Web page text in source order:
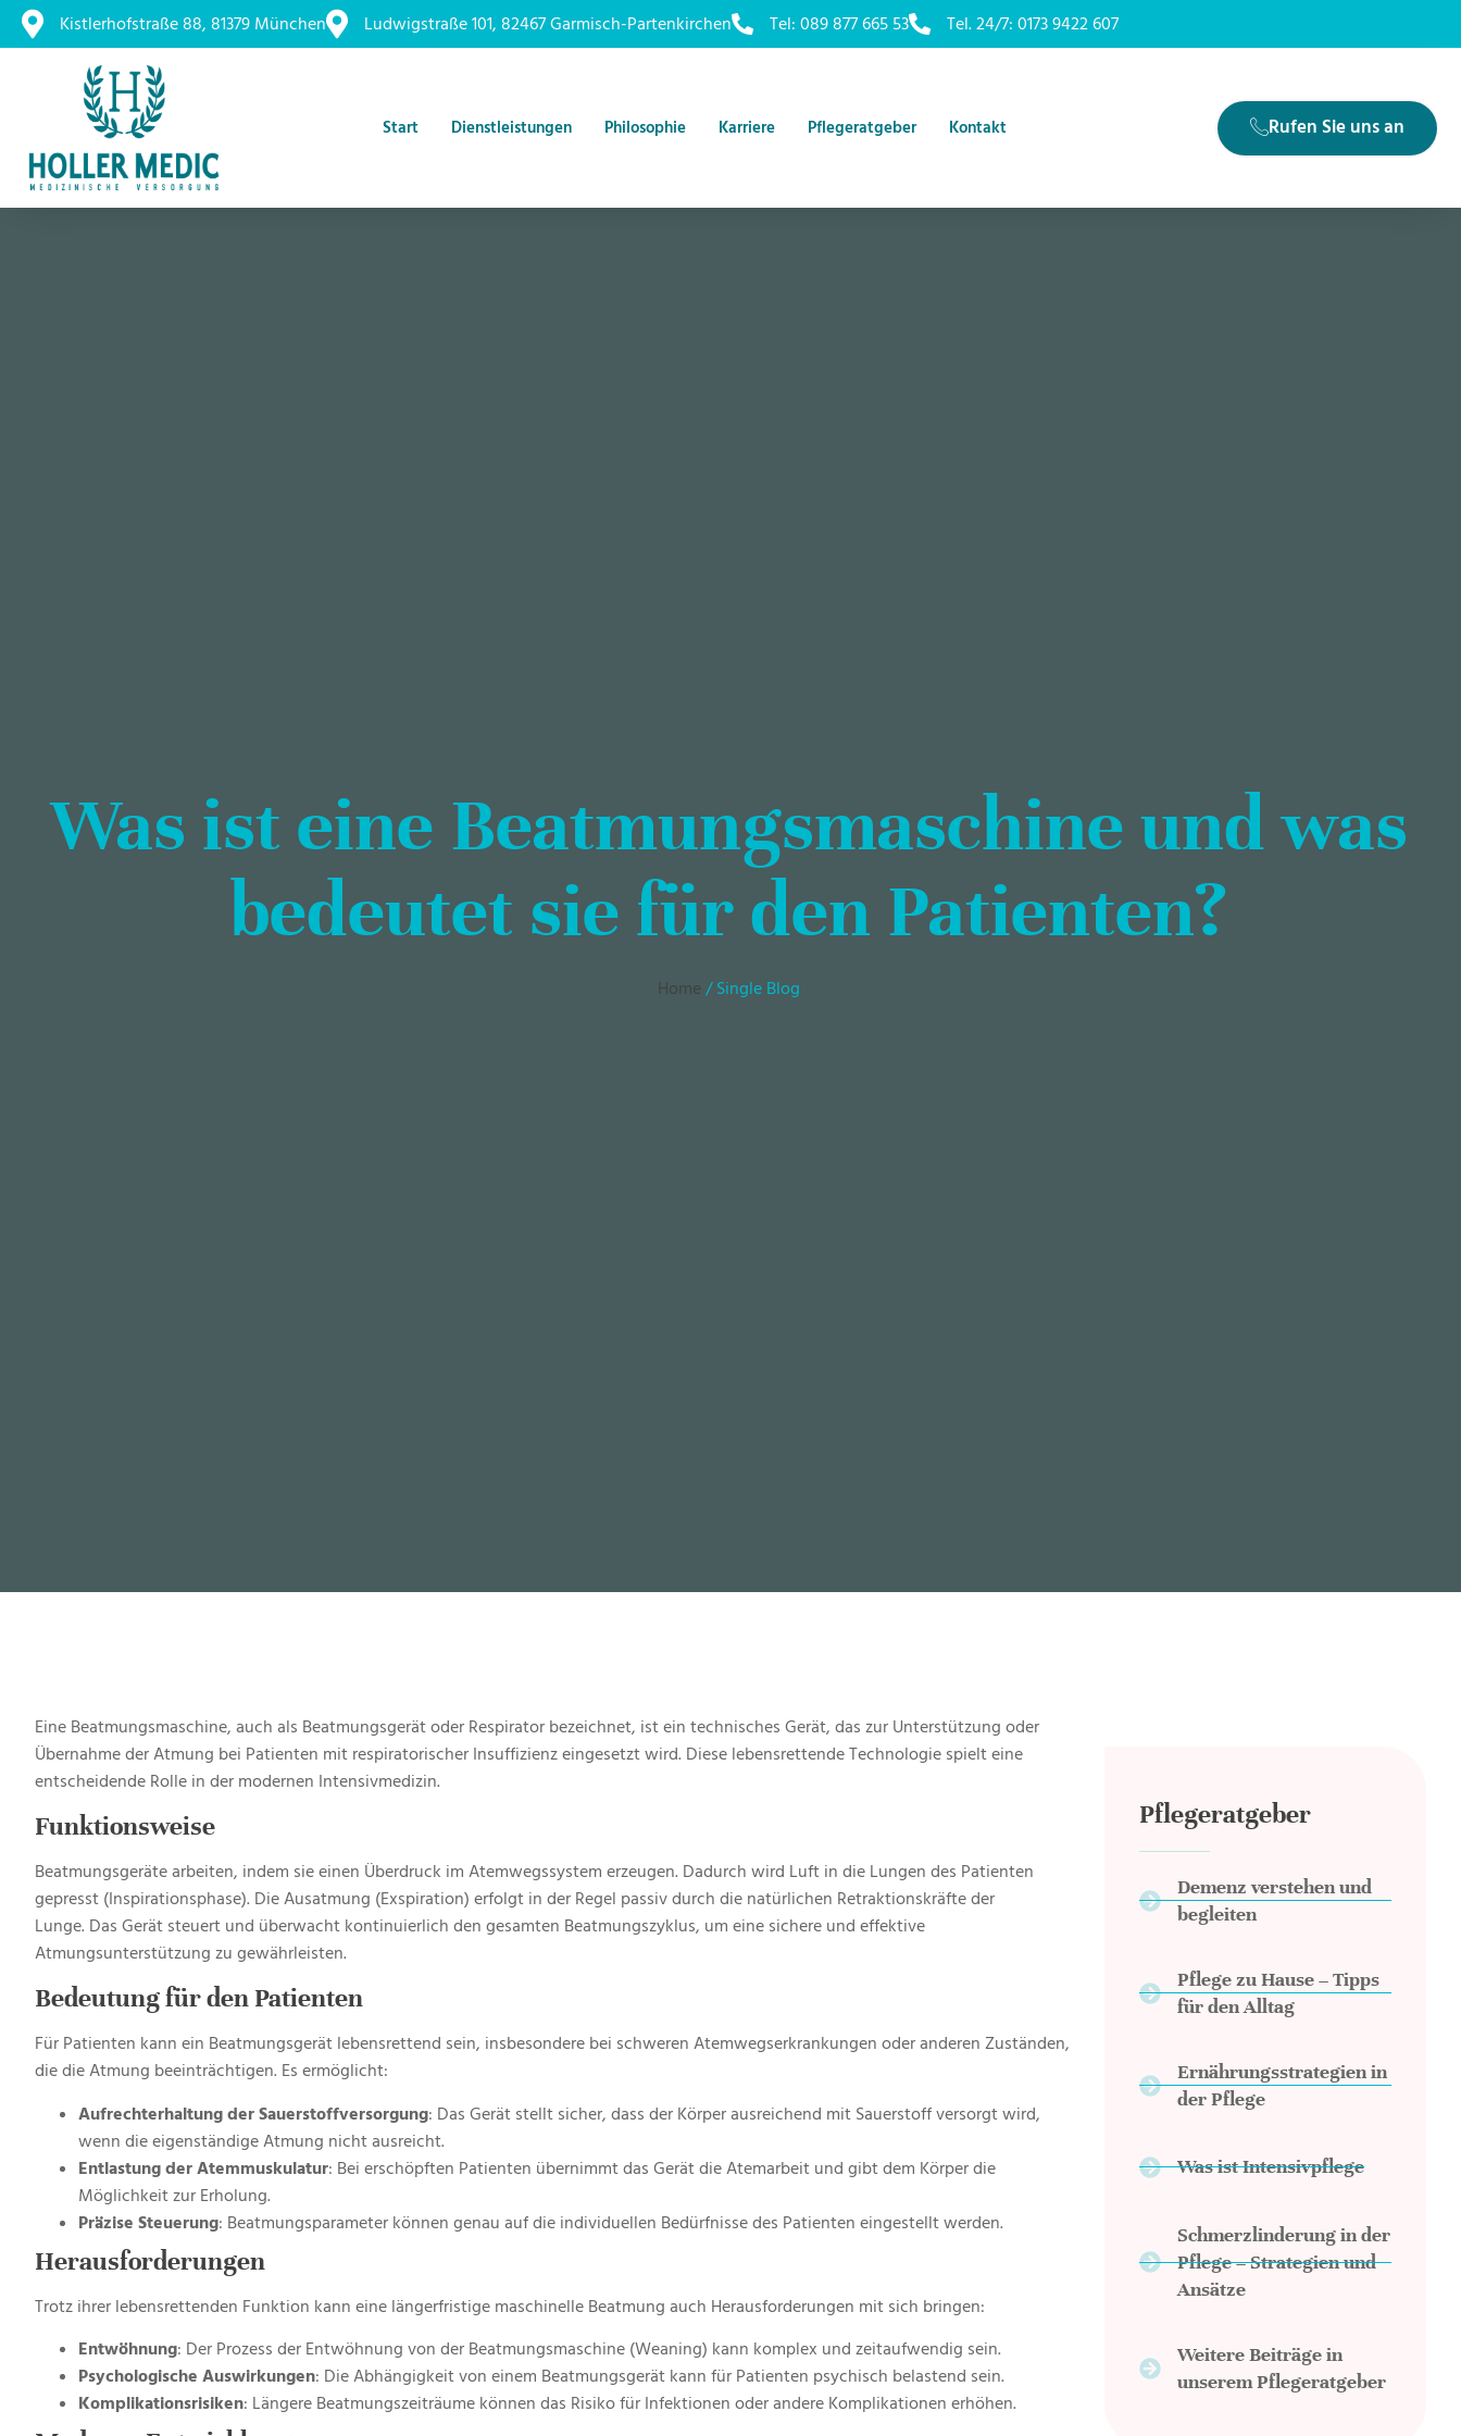
Kistlerhofstraße 88, 81379 München Ludwigstraße 101, 82467 Garmisch-Partenkirchen Tel: 089 877 665 53 Tel. 24/7: 0173 9422 607
Start Dienstleistungen Philosophie Karriere Pflegeratgeber Kontakt Rufen Sie uns an
Was ist eine Beatmungsmaschine und was
bedeutet sie für den Patienten?
Home / Single Blog
Eine Beatmungsmaschine, auch als Beatmungsgerät oder Respirator bezeichnet, ist ein technisches Gerät, das zur Unterstützung oder
Übernahme der Atmung bei Patienten mit respiratorischer Insuffizienz eingesetzt wird. Diese lebensrettende Technologie spielt eine
entscheidende Rolle in der modernen Intensivmedizin.
Funktionsweise
Beatmungsgeräte arbeiten, indem sie einen Überdruck im Atemwegssystem erzeugen. Dadurch wird Luft in die Lungen des Patienten
gepresst (Inspirationsphase). Die Ausatmung (Exspiration) erfolgt in der Regel passiv durch die natürlichen Retraktionskräfte der
Lunge. Das Gerät steuert und überwacht kontinuierlich den gesamten Beatmungszyklus, um eine sichere und effektive
Atmungsunterstützung zu gewährleisten.
Bedeutung für den Patienten
Für Patienten kann ein Beatmungsgerät lebensrettend sein, insbesondere bei schweren Atemwegserkrankungen oder anderen Zuständen,
die die Atmung beeinträchtigen. Es ermöglicht:
Aufrechterhaltung der Sauerstoffversorgung: Das Gerät stellt sicher, dass der Körper ausreichend mit Sauerstoff versorgt wird,
wenn die eigenständige Atmung nicht ausreicht.
Entlastung der Atemmuskulatur: Bei erschöpften Patienten übernimmt das Gerät die Atemarbeit und gibt dem Körper die
Möglichkeit zur Erholung.
Präzise Steuerung: Beatmungsparameter können genau auf die individuellen Bedürfnisse des Patienten eingestellt werden.
Herausforderungen
Trotz ihrer lebensrettenden Funktion kann eine längerfristige maschinelle Beatmung auch Herausforderungen mit sich bringen:
Entwöhnung: Der Prozess der Entwöhnung von der Beatmungsmaschine (Weaning) kann komplex und zeitaufwendig sein.
Psychologische Auswirkungen: Die Abhängigkeit von einem Beatmungsgerät kann für Patienten psychisch belastend sein.
Komplikationsrisiken: Längere Beatmungszeiträume können das Risiko für Infektionen oder andere Komplikationen erhöhen.
Pflegeratgeber
Demenz verstehen und
begleiten
Pflege zu Hause – Tipps
für den Alltag
Ernährungsstrategien in
der Pflege
Was ist Intensivpflege
Schmerzlinderung in der
Pflege – Strategien und
Ansätze
Weitere Beiträge in
unserem Pflegeratgeber